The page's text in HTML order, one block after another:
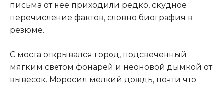
письма от нее приходили редко, скудное
перечисление фактов, словно биография в
резюме.​
​С моста открывался город, подсвеченный
мягким светом фонарей и неоновой дымкой от
вывесок. Моросил мелкий дождь, почти что